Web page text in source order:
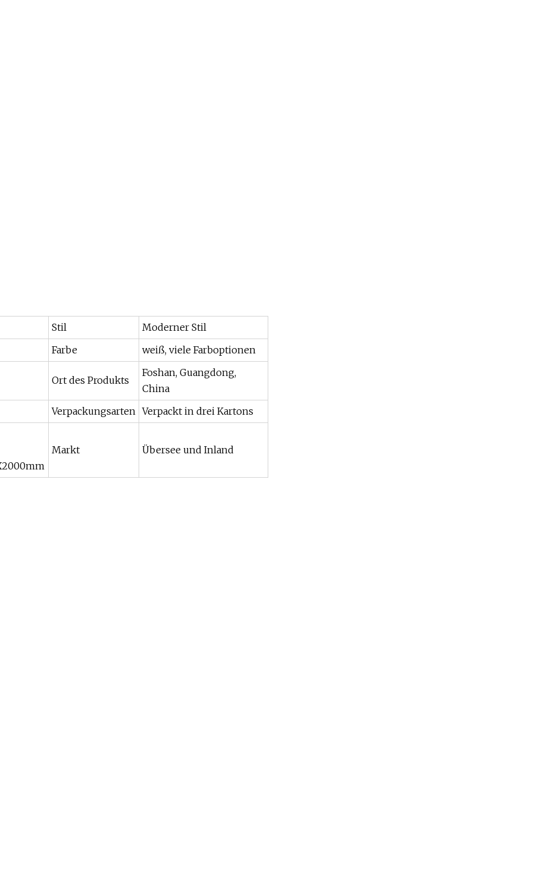
Stil
Moderner Stil
Farbe weiß, viele Farboptionen
Ort des Produkts
Foshan, Guangdong,
China
Verpackungsarten Verpackt in drei Kartons
Markt Übersee und Inland